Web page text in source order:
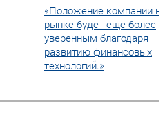
«Положение компании
рынке будет еще более
уверенным благодаря
развитию финансовых
технологий.»